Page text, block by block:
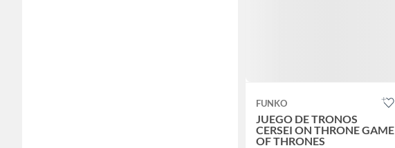
FUNKO
JUEGO DE TRONOS
CERSEI ON THRONE GAME
OF THRONES